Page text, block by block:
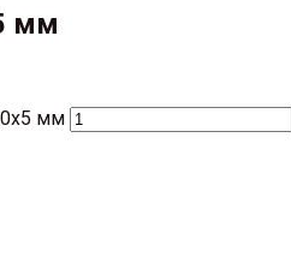
мм
мм